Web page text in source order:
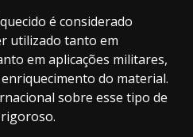
é considerado
utilizado tanto em
em aplicações militares,
do material.
sobre esse tipo de